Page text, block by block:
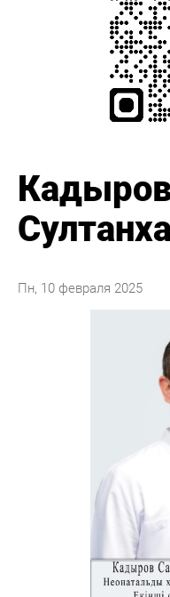
Пн, 10 февраля 2025